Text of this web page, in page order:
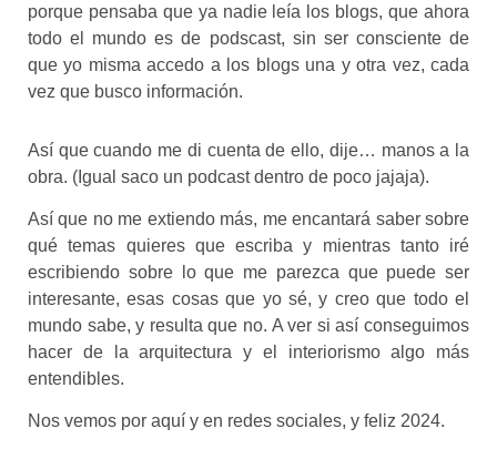
porque pensaba que ya nadie leía los blogs, que ahora
todo el mundo es de podscast, sin ser consciente de
que yo misma accedo a los blogs una y otra vez, cada
vez que busco información.
Así que cuando me di cuenta de ello, dije… manos a la
obra. (Igual saco un podcast dentro de poco jajaja).
Así que no me extiendo más, me encantará saber sobre
qué temas quieres que escriba y mientras tanto iré
escribiendo sobre lo que me parezca que puede ser
interesante, esas cosas que yo sé, y creo que todo el
mundo sabe, y resulta que no. A ver si así conseguimos
hacer de la arquitectura y el interiorismo algo más
entendibles.
Nos vemos por aquí y en redes sociales, y feliz 2024.
Experiencia
Para que
funcione lo
mejor posible
durante tu
visita. Si
rechaza estas
cookies,
algunas
funcionalidades
desaparecerán
de la web.
Marketing